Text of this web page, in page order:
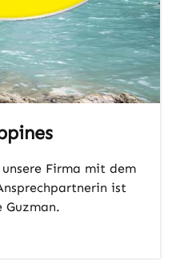
Firma mit dem
ist
Guzman.